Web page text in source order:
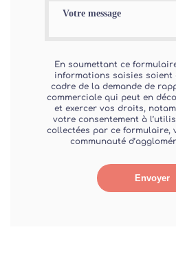
En soumettant ce
informations saisies soient
cadre de la demande de
commerciale qui peut en
et exercer vos droits,
votre consentement à
collectées par ce formulaire,
communauté
Envoyer